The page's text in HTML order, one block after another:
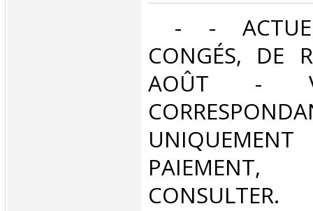
- -
CONGÉS, DE
AOÛT -
CONSULTER.‎